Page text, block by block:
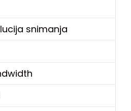
snimanja